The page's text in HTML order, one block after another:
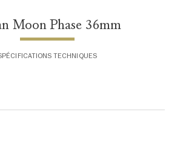
Moon Phase 36mm
TECHNIQUES